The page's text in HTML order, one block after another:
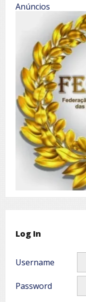
Anúncios
Log In
Username
Password